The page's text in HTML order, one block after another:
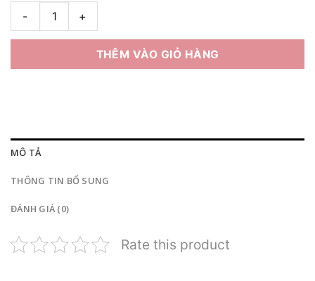
Gọng kính unisex Bolon BT1551 Full box số lượng
THÊM VÀO GIỎ HÀNG
MÔ TẢ
THÔNG TIN BỔ SUNG
ĐÁNH GIÁ (0)
Rate this product